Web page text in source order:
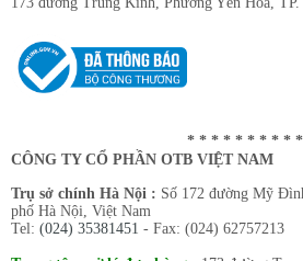
* * * * * * * * * *
CÔNG TY CỔ PHẦN OTB VIỆT NAM
Trụ sở chính Hà Nội : Số 172 đường Mỹ
phố Hà Nội, Việt Nam
Tel: (024) 35381451 - Fax: (024) 62757213